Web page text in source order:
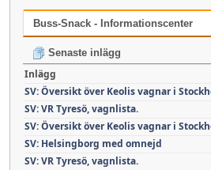
Buss-Snack - Informationscenter
Senaste inlägg
Inlägg
SV: Översikt över Keolis vagnar i
SV: VR Tyresö, vagnlista.
SV: Översikt över Keolis vagnar i
SV: Helsingborg med omnejd
SV: VR Tyresö, vagnlista.